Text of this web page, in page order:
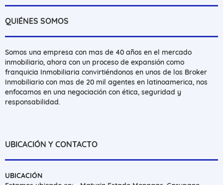
QUIÉNES SOMOS
Somos una empresa con mas de 40 años en el mercado
inmobiliario, ahora con un proceso de expansión como
franquicia Inmobiliaria convirtiéndonos en unos de los Broker
Inmobiliario con mas de 20 mil agentes en latinoamerica, nos
enfocamos en una negociación con ética, seguridad y
responsabilidad.
UBICACIÓN Y CONTACTO
UBICACIÓN